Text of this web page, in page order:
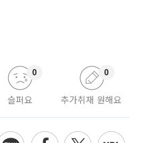
슬퍼요
0
추가취재 원해요
0